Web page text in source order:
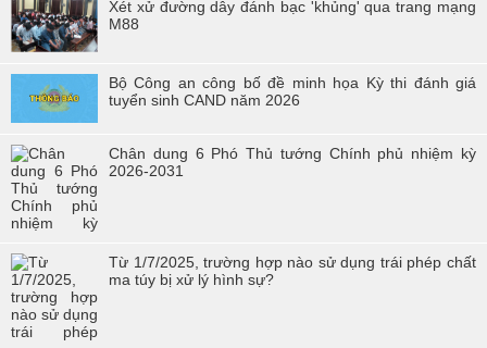
Chiến dịch tình nguyện mùa đông năm 2020 và Xuân biên cương
năm 2021 trong tuổi trẻ Trường Cao đẳng Cảnh sát nhân dân I
đoàn tại Hội thi “Đoàn viên Công đoàn Tổng cục Chính trị CAND
học tập và làm theo tư tưởng, đạo đức, phong cách Hồ Chí Minh” -
khu vực phía Bắc
Hội thi “Người chiến sĩ Cảnh sát thanh lịch, tài năng” lần thứ 2 năm
2017.
Xét xử đường dây đánh bạc 'khủng' qua trang mạng
M88
Bộ Công an công bố đề minh họa Kỳ thi đánh giá
tuyển sinh CAND năm 2026
Chân dung 6 Phó Thủ tướng Chính phủ nhiệm kỳ
2026-2031
Từ 1/7/2025, trường hợp nào sử dụng trái phép chất
ma túy bị xử lý hình sự?